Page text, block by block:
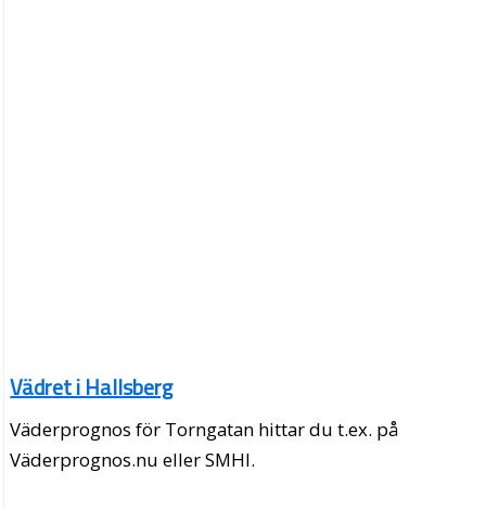
Vädret i Hallsberg
Väderprognos för Torngatan hittar du t.ex. på
Väderprognos.nu eller SMHI.